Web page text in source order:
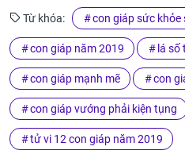
Từ khóa: con giáp sức khỏe
con giáp năm 2019 lá số
con giáp mạnh mẽ con
con giáp vướng phải kiện tụng
tử vi 12 con giáp năm 2019